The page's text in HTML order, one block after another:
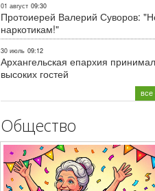
01 август 09:30
Протоиерей Валерий Суворов:
наркотикам!"
30 июль 09:12
Архангельская епархия
высоких гостей
все
Общество